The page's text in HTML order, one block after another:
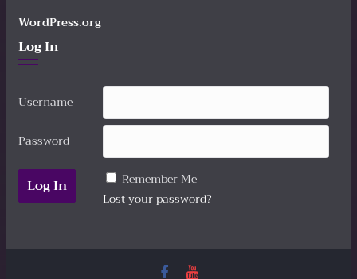
WordPress.org
Log In
Username
Password
Remember Me
Lost your password?